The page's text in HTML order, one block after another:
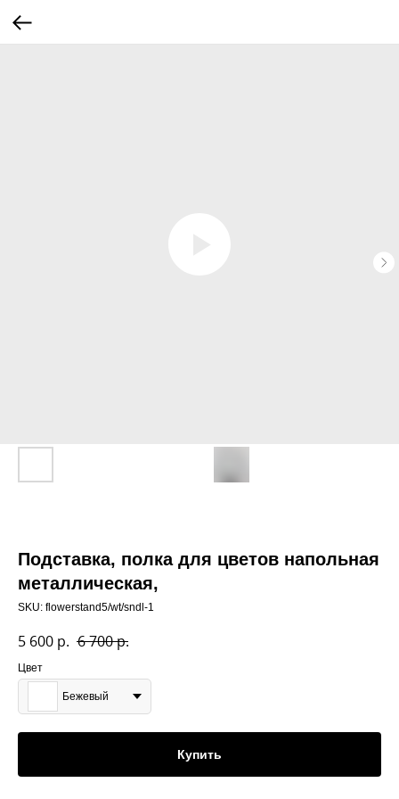
Подставка, полка для цветов напольная
металлическая,
SKU: flowerstand5/wt/sndl-1
5 600 р. 6 700р.
Цвет
Бежевый
Купить